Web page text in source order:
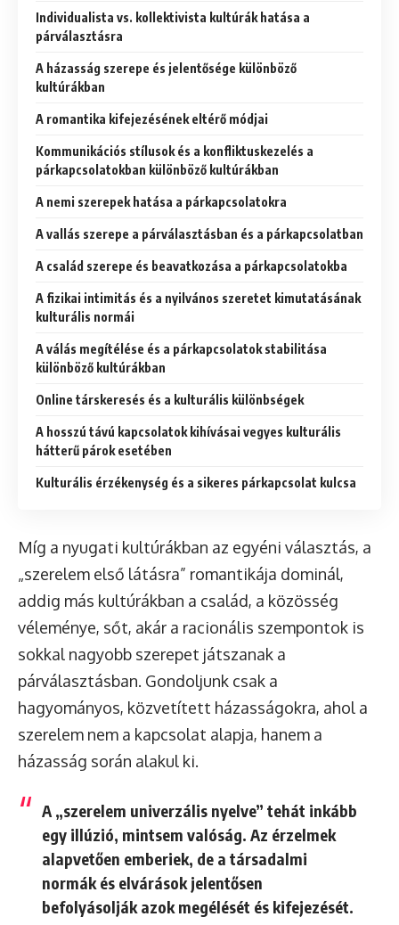
Individualista vs. kollektivista kultúrák hatása a
párválasztásra
A házasság szerepe és jelentősége különböző
kultúrákban
A romantika kifejezésének eltérő módjai
Kommunikációs stílusok és a konfliktuskezelés a
párkapcsolatokban különböző kultúrákban
A nemi szerepek hatása a párkapcsolatokra
A vallás szerepe a párválasztásban és a párkapcsolatban
A család szerepe és beavatkozása a párkapcsolatokba
A fizikai intimitás és a nyilvános szeretet kimutatásának
kulturális normái
A válás megítélése és a párkapcsolatok stabilitása
különböző kultúrákban
Online társkeresés és a kulturális különbségek
A hosszú távú kapcsolatok kihívásai vegyes kulturális
hátterű párok esetében
Kulturális érzékenység és a sikeres párkapcsolat kulcsa
Míg a nyugati kultúrákban az egyéni választás, a
„szerelem első látásra” romantikája dominál,
addig más kultúrákban a család, a közösség
véleménye, sőt, akár a racionális szempontok is
sokkal nagyobb szerepet játszanak a
párválasztásban. Gondoljunk csak a
hagyományos, közvetített házasságokra, ahol a
szerelem nem a kapcsolat alapja, hanem a
házasság során alakul ki.
A „szerelem univerzális nyelve” tehát inkább
egy illúzió, mintsem valóság. Az érzelmek
alapvetően emberiek, de a társadalmi
normák és elvárások jelentősen
befolyásolják azok megélését és kifejezését.